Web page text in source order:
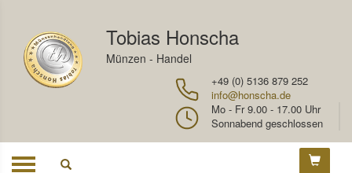
Tobias Honscha
Münzen - Handel
+49 (0) 5136 879 252
info@honscha.de
Mo - Fr 9.00 - 17.00 Uhr
Sonnabend geschlossen
Toggle